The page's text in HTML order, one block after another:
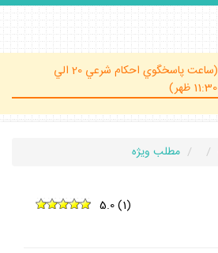
(ساعت پاسخگوي احكام شرعي 20 الي
مطلب ويژه
5.0(1)